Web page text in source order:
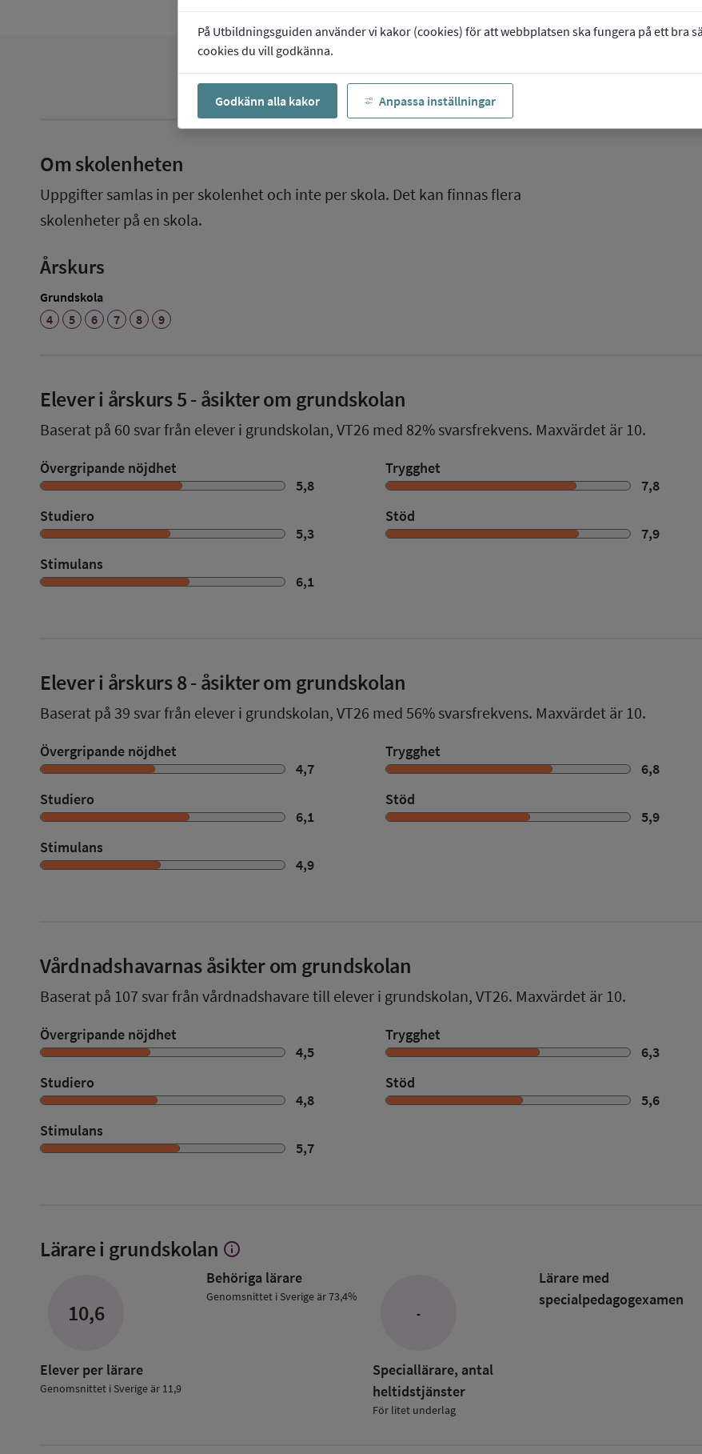
På Utbildningsguiden använder vi kakor (cookies) för att webbplatsen ska fungera på ett bra
cookies du vill godkänna.
Godkänn alla kakor Anpassa inställningar
Om skolenheten
Uppgifter samlas in per skolenhet och inte per skola. Det kan finnas flera
skolenheter på en skola.
Årskurs
Grundskola
4
5 6 7 8 9
Elever i årskurs 5- åsikter om grundskolan
Baserat på 60 svar från elever i grundskolan, VT26 med 82% svarsfrekvens. Maxvärdet är 10.
Övergripande nöjdhet
5,8
Trygghet
7,8
Studiero
5,3
Stöd
7,9
Stimulans
6,1
Elever i årskurs 8- åsikter om grundskolan
Baserat på 39 svar från elever i grundskolan, VT26 med 56% svarsfrekvens. Maxvärdet är 10.
Övergripande nöjdhet
4,7
Trygghet
6,8
Studiero
6,1
Stöd
5,9
Stimulans
4,9
Vårdnadshavarnas åsikter om grundskolan
Baserat på 107 svar från vårdnadshavare till elever i grundskolan, VT26. Maxvärdet är 10.
Övergripande nöjdhet
4,5
Trygghet
6,3
Studiero
4,8
Stöd
5,6
Stimulans
5,7
Lärare i grundskolan Visa
om
Lärare
info
10,6
Elever per lärare
Genomsnittet i Sverige är 11,9
Behöriga lärare
Genomsnittet i Sverige är 73,4%
-
Speciallärare, antal
heltidstjänster
För litet underlag
Lärare med
specialpedagog­examen